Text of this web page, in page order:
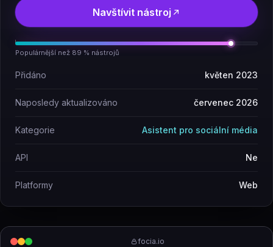
focia.io
Navštívit nástroj
Populárnější než 89 % nástrojů
Přidáno květen 2023
Naposledy aktualizováno červenec 2026
Kategorie Asistent pro sociální média
API Ne
Platformy Web